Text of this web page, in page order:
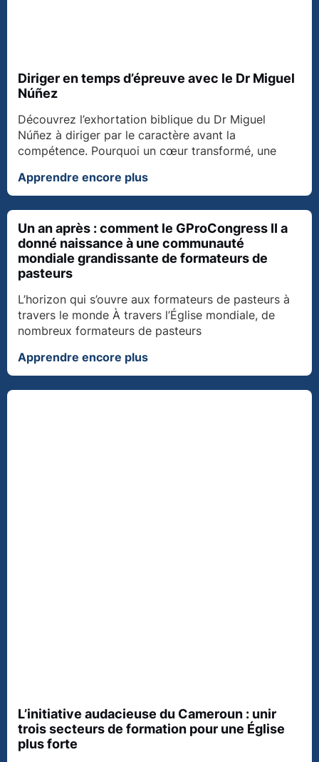
Diriger en temps d’épreuve avec le Dr Miguel
Núñez
Découvrez l’exhortation biblique du Dr Miguel
Núñez à diriger par le caractère avant la
compétence. Pourquoi un cœur transformé, une
Apprendre encore plus
Un an après : comment le GProCongress II a
donné naissance à une communauté
mondiale grandissante de formateurs de
pasteurs
L’horizon qui s’ouvre aux formateurs de pasteurs à
travers le monde À travers l’Église mondiale, de
nombreux formateurs de pasteurs
Apprendre encore plus
L’initiative audacieuse du Cameroun : unir
trois secteurs de formation pour une Église
plus forte